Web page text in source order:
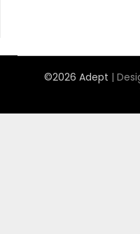
©2026 Adept |